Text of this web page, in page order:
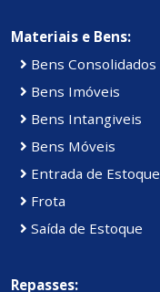
Materiais e Bens:
Bens Consolidados
Bens Imóveis
Bens Intangiveis
Bens Móveis
Entrada de Estoque
Frota
Saída de Estoque
Repasses: